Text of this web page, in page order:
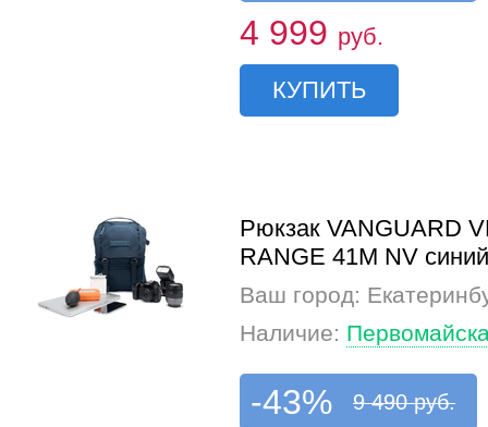
4 999 руб.
КУПИТЬ
Рюкзак VANGUARD
RANGE 41M NV синий
Ваш город:
Наличие:
-43% 9 490 руб.